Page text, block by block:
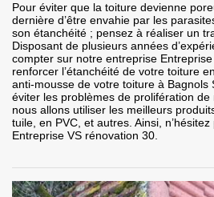
Pour éviter que la toiture devienne
dernière d’être envahie par les
son étanchéité ; pensez à réaliser un
Disposant de plusieurs années
compter sur notre entreprise
renforcer l’étanchéité de votre toiture
anti-mousse de votre toiture à Bagnols
éviter les problèmes de prolifération
nous allons utiliser les meilleurs
tuile, en PVC, et autres. Ainsi,
Entreprise VS rénovation 30.